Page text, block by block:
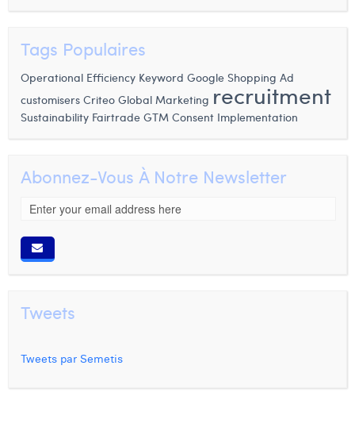
Tags Populaires
Operational Efficiency Keyword Google Shopping Ad
customisers Criteo Global Marketing recruitment
Sustainability Fairtrade GTM Consent Implementation
Abonnez-Vous À Notre Newsletter
Tweets
Tweets par Semetis